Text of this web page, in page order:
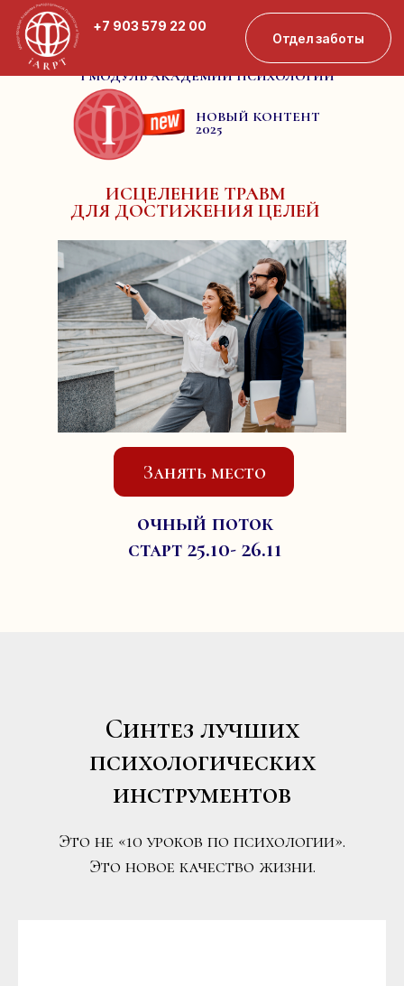
+7 903 579 22 00
Отдел заботы
очный поток
старт 25.10- 26.11
ИСЦЕЛЕНИЕ ТРАВМ
ДЛЯ ДОСТИЖЕНИЯ ЦЕЛЕЙ
I МОДУЛЬ АКАДЕМИИ ПСИХОЛОГИИ
НОВЫЙ КОНТЕНТ
2025
СЧАСТЛИВОЙ И
РЕАЛИЗОВАННОЙ
ЖИЗНИ,
СЕЙЧАС ВЫ НЕ
ВЕРИТЕ В СВОИ
Занять место
Синтез лучших
психологических
инструментов
Это не «10 уроков по психологии».
Это новое качество жизни.